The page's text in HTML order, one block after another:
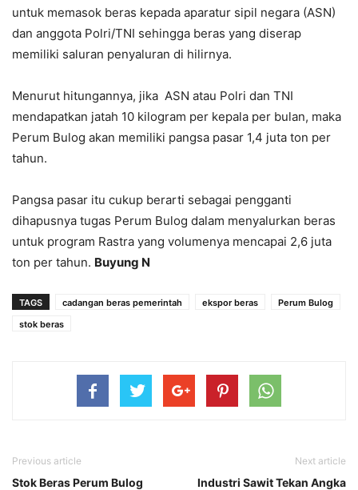
untuk memasok beras kepada aparatur sipil negara (ASN)
dan anggota Polri/TNI sehingga beras yang diserap
memiliki saluran penyaluran di hilirnya.
Menurut hitungannya, jika ASN atau Polri dan TNI
mendapatkan jatah 10 kilogram per kepala per bulan, maka
Perum Bulog akan memiliki pangsa pasar 1,4 juta ton per
tahun.
Pangsa pasar itu cukup berarti sebagai pengganti
dihapusnya tugas Perum Bulog dalam menyalurkan beras
untuk program Rastra yang volumenya mencapai 2,6 juta
ton per tahun. Buyung N
TAGS cadangan beras pemerintah ekspor beras
Perum Bulog
stok beras
Previous article
Stok Beras Perum Bulog
Next article
Industri Sawit Tekan Angka